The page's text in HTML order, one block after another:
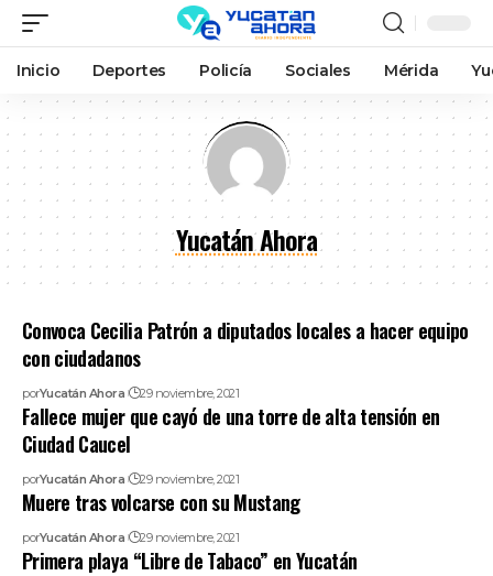
Inicio Deportes Policía Sociales Mérida
Yucatán Ahora
Convoca Cecilia Patrón a diputados locales a hacer equipo
con ciudadanos
porYucatán Ahora 29 noviembre, 2021
Fallece mujer que cayó de una torre de alta tensión en
Ciudad Caucel
porYucatán Ahora 29 noviembre, 2021
Muere tras volcarse con su Mustang
porYucatán Ahora 29 noviembre, 2021
Primera playa “Libre de Tabaco” en Yucatán